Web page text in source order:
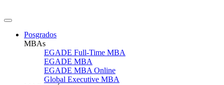
Posgrados
MBAs
EGADE Full-Time MBA
EGADE MBA
EGADE MBA Online
Global Executive MBA